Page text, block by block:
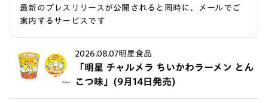
最新のプレスリリースが公開されると同時に、メールでご
案内するサービスです
2026.08.07明星食品
「明星 チャルメラ ちいかわラーメン とん
こつ味」(9月14日発売)